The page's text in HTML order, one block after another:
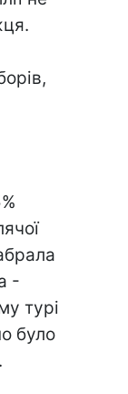
-
турі
було